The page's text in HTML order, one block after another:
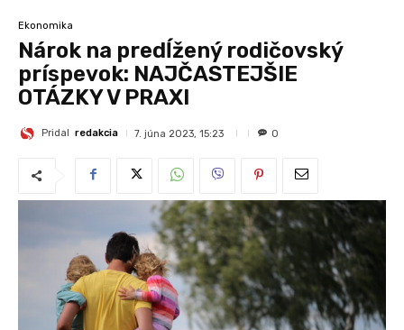
Ekonomika
Nárok na predĺžený rodičovský
príspevok: NAJČASTEJŠIE
OTÁZKY V PRAXI
Pridal redakcia 7. júna 2023, 15:23 0